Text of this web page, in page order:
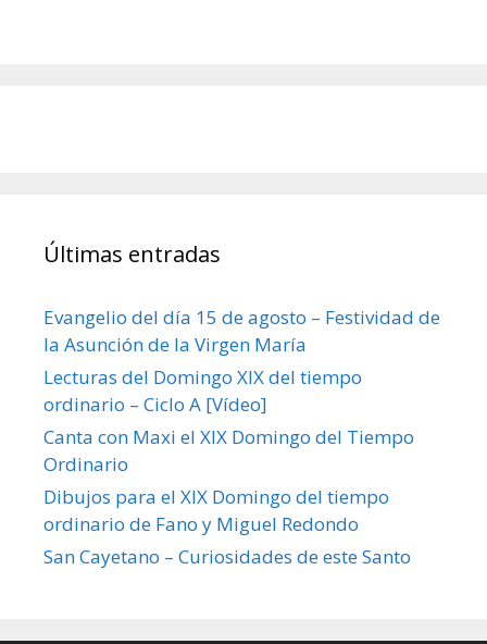
Últimas entradas
Evangelio del día 15 de agosto – Festividad de
la Asunción de la Virgen María
Lecturas del Domingo XIX del tiempo
ordinario – Ciclo A [Vídeo]
Canta con Maxi el XIX Domingo del Tiempo
Ordinario
Dibujos para el XIX Domingo del tiempo
ordinario de Fano y Miguel Redondo
San Cayetano – Curiosidades de este Santo